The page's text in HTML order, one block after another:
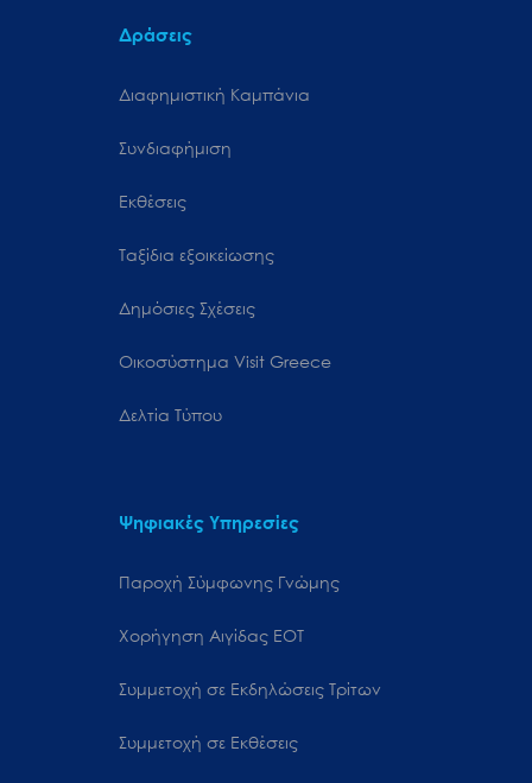
Δράσεις
Διαφημιστική Καμπάνια
Συνδιαφήμιση
Εκθέσεις
Ταξίδια εξοικείωσης
Δημόσιες Σχέσεις
Oικοσύστημα Visit Greece
Δελτία Τύπου
Ψηφιακές Υπηρεσίες
Παροχή Σύμφωνης Γνώμης
Χορήγηση Αιγίδας ΕΟΤ
Συμμετοχή σε Εκδηλώσεις Τρίτων
Συμμετοχή σε Εκθέσεις